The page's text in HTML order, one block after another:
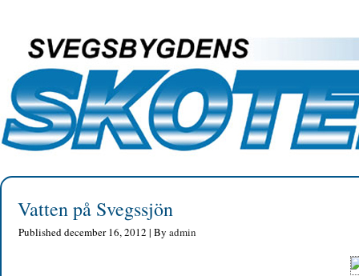
Vatten på Svegssjön
Publisheddecember 16, 2012 | By admin